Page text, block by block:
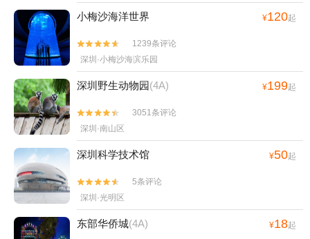
小梅沙海洋世界 ¥120起


1239条评论
深圳·小梅沙海滨乐园
深圳野生动物园(4A) ¥199起


3051条评论
深圳·南山区
深圳科学技术馆 ¥50起


5条评论
深圳·光明区
东部华侨城(4A) ¥18起